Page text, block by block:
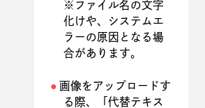
※ファイル名の文字
化けや、システムエ
ラーの原因となる場
合があります。
画像をアップロードす
る際、「代替テキス